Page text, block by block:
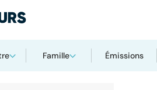
Famille Émissions